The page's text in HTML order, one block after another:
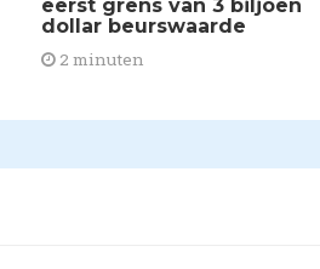
eerst grens van 3 biljoen
dollar beurswaarde
2 minuten